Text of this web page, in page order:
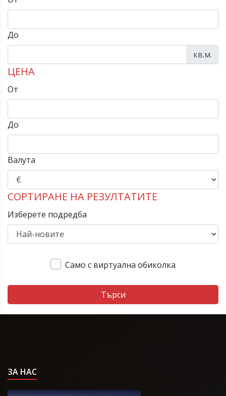
До
кв.м.
ЦЕНА
От
До
Валута
СОРТИРАНЕ НА РЕЗУЛТАТИТЕ
Изберете подредба
Само с виртуална обиколка
Търси
ЗА НАС